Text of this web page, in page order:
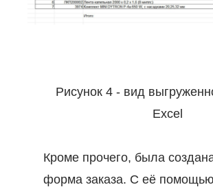
Рисунок 4 - вид
Excel
Кроме прочего, была
форма заказа. С её